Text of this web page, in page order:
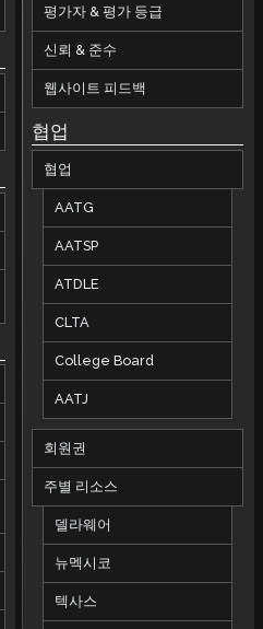
평가자 & 평가 등급
신뢰 & 준수
웹사이트 피드백
협업
협업
AATG
AATSP
ATDLE
CLTA
College Board
AATJ
회원권
주별 리소스
델라웨어
뉴멕시코
텍사스